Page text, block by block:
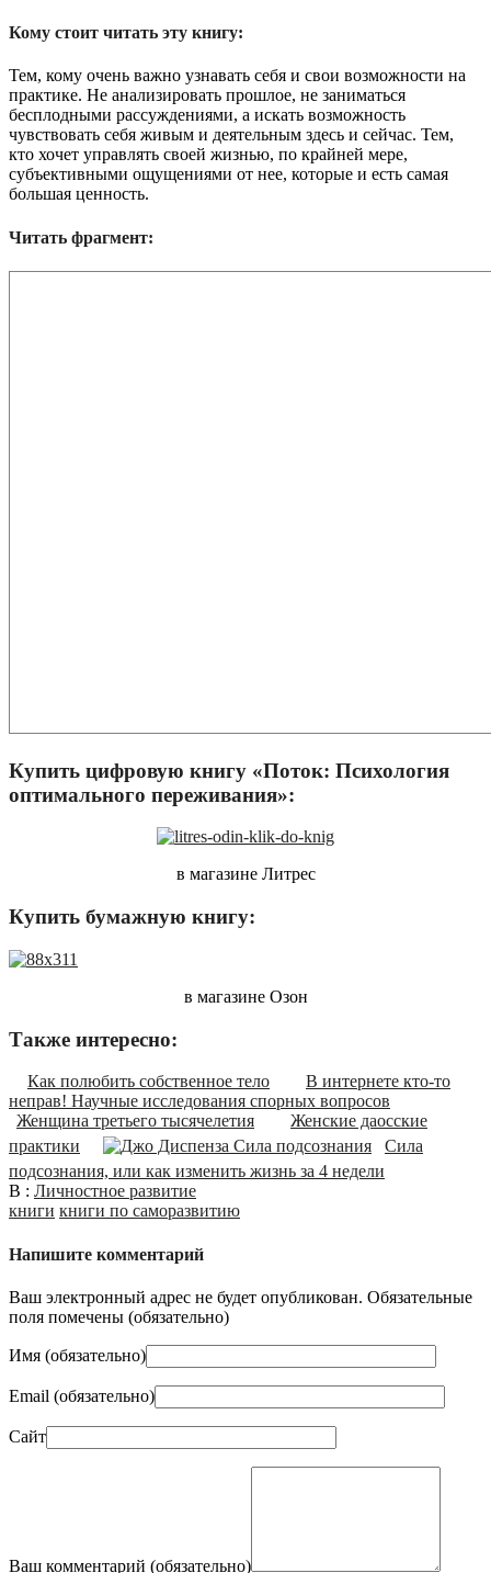
Кому стоит читать эту книгу:
Тем, кому очень важно узнавать себя и свои возможности на
практике. Не анализировать прошлое, не заниматься
бесплодными рассуждениями, а искать возможность
чувствовать себя живым и деятельным здесь и сейчас. Тем,
кто хочет управлять своей жизнью, по крайней мере,
субъективными ощущениями от нее, которые и есть самая
большая ценность.
Читать фрагмент:
Купить цифровую книгу «Поток: Психология
оптимального переживания»:
в магазине Литрес
Купить бумажную книгу:
в магазине Озон
Также интересно:
Как полюбить собственное тело
В интернете кто-то
неправ! Научные исследования спорных вопросов
Женщина третьего тысячелетия
Женские даосские
практики
Сила
подсознания, или как изменить жизнь за 4 недели
В : Личностное развитие
книги книги по саморазвитию
Напишите комментарий
Ваш электронный адрес не будет опубликован. Обязательные
поля помечены (обязательно)
Имя (обязательно)
Email (обязательно)
Сайт
Ваш комментарий (обязательно)